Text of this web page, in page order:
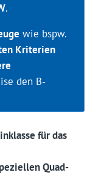
.
wie bspw.
Kriterien
den B-
für das
Quad-